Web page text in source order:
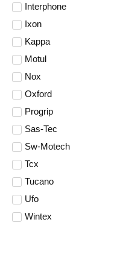
Interphone
Ixon
Kappa
Motul
Nox
Oxford
Progrip
Sas-Tec
Sw-Motech
Tcx
Tucano
Ufo
Wintex